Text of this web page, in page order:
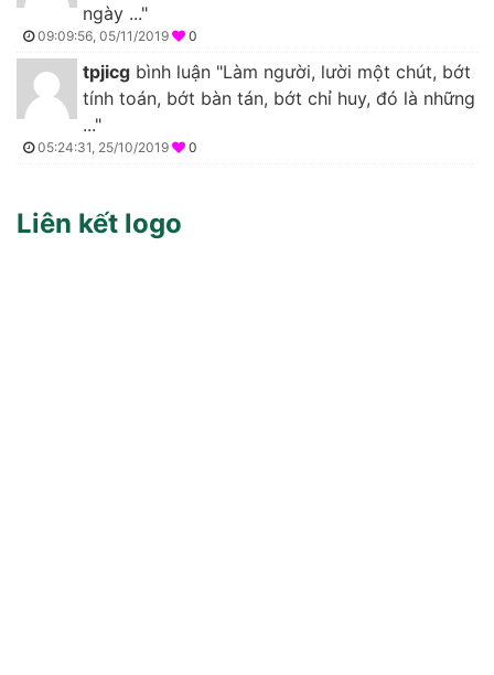
ngày ..."
09:09:56, 05/11/2019 0
tpjicg bình luận "Làm người, lười một chút, bớt
tính toán, bớt bàn tán, bớt chỉ huy, đó là những
..."
05:24:31, 25/10/2019 0
Liên kết logo